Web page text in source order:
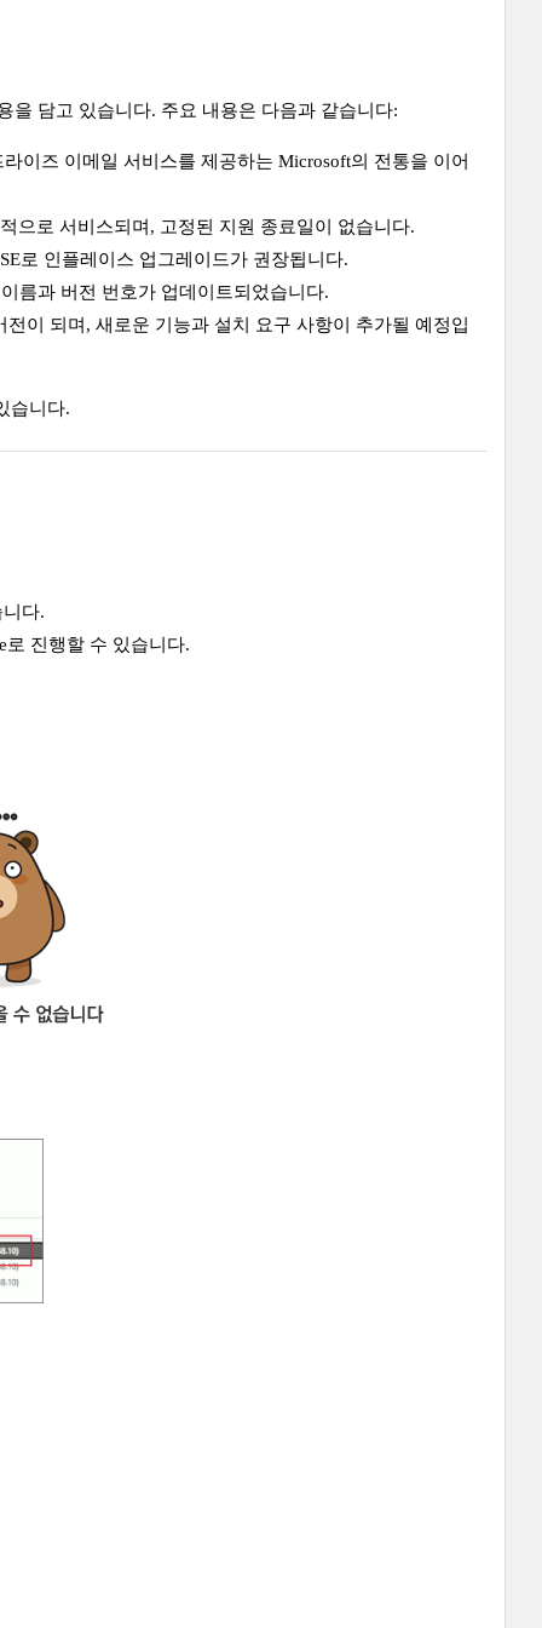
을 담고 있습니다. 주요 내용은 다음과 같습니다:
이즈 이메일 서비스를 제공하는 Microsoft의 전통을 이어
으로 서비스되며, 고정된 지원 종료일이 없습니다.
로 인플레이스 업그레이드가 권장됩니다.
름과 버전 번호가 업데이트되었습니다.
이 되며, 새로운 기능과 설치 요구 사항이 추가될 예정입
습니다.
다.
로 진행할 수 있습니다.